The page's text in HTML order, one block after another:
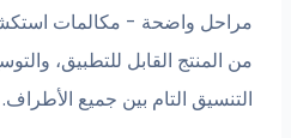
واضحة - مكالمات استكشافية،
المنتج القابل للتطبيق، والتوسع،
التام بين جميع الأطراف.